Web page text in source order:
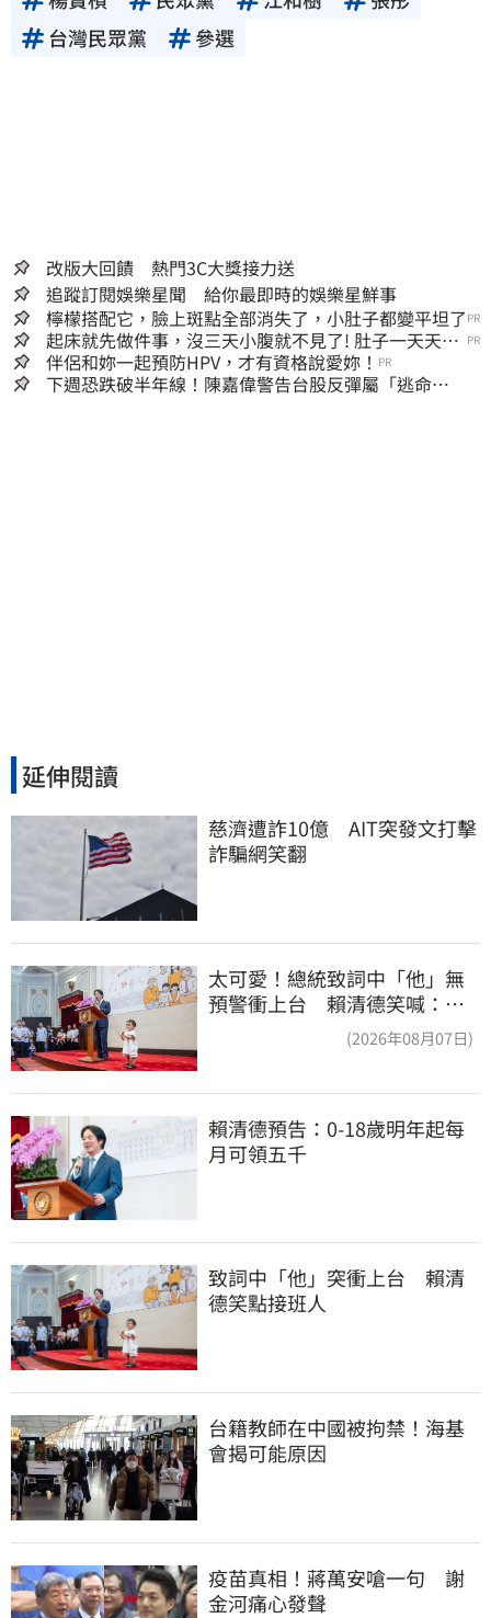
台灣民眾黨
參選
改版大回饋 熱門3C大獎接力送
追蹤訂閱娛樂星聞 給你最即時的娛樂星鮮事
檸檬搭配它，臉上斑點全部消失了，小肚子都變平坦了 PR
起床就先做件事，沒三天小腹就不見了! 肚子一天天變
小！
PR
伴侶和妳一起預防HPV，才有資格說愛妳！ PR
下週恐跌破半年線！陳嘉偉警告台股反彈屬「逃命
延伸閱讀
慈濟遭詐10億　AIT突發文打擊
詐騙網笑翻
太可愛！總統致詞中「他」無
預警衝上台 賴清德笑喊：卸
(2026年08月07日)
賴清德預告：0-18歲明年起每
月可領五千
致詞中「他」突衝上台　賴清
德笑點接班人
台籍教師在中國被拘禁！海基
會揭可能原因
疫苗真相！蔣萬安嗆一句　謝
金河痛心發聲